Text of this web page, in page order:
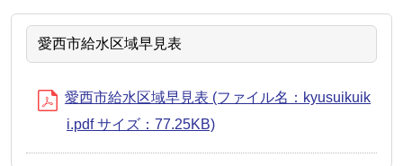
愛西市給水区域早見表
愛西市給水区域早見表 (ファイル名：kyusuikuik
i.pdf サイズ：77.25KB)